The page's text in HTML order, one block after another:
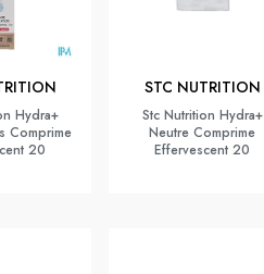
Hydra+
Comprime
20
STC NUTRITION
Stc Nutrition Hydra+
Neutre Comprime
Effervescent 20